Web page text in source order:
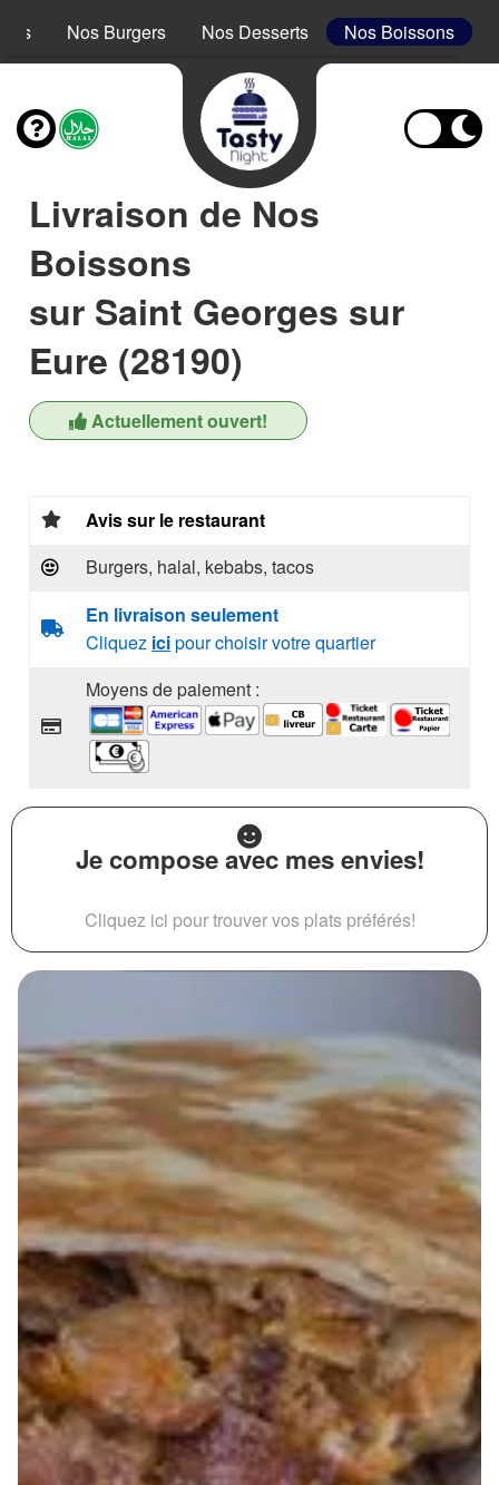
Nos Burgers Nos Desserts Nos Boissons
Livraison de Nos
Boissons
sur Saint Georges sur
Eure (28190)
Actuellement ouvert!
Avis sur le restaurant
Burgers, halal, kebabs, tacos
En livraison seulement
Cliquez icipour choisir votre quartier
Moyens de paiement :
Je compose avec mes envies!
Cliquez ici pour trouver vos plats préférés!